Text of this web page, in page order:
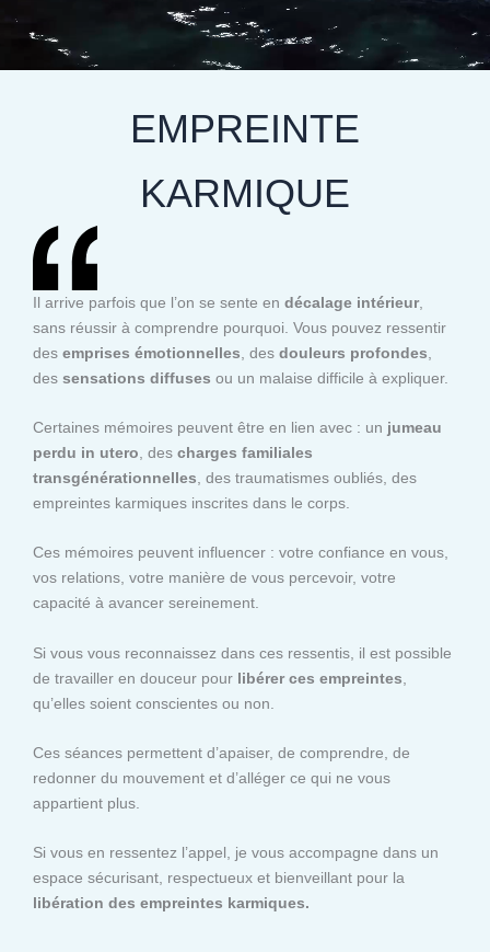
EMPREINTE
KARMIQUE
Il arrive parfois que l’on se sente en décalage intérieur,
sans réussir à comprendre pourquoi. Vous pouvez ressentir
des emprises émotionnelles , des douleurs profondes
des sensations diffuses ou un malaise difficile à expliquer.
Certaines mémoires peuvent être en lien avec : un jumeau
perdu in utero , des charges familiales
transgénérationnelles , des traumatismes oubliés, des
empreintes karmiques inscrites dans le corps.
Ces mémoires peuvent influencer : votre confiance en vous,
vos relations, votre manière de vous percevoir, votre
capacité à avancer sereinement.
Si vous vous reconnaissez dans ces ressentis, il est possible
de travailler en douceur pour libérer ces empreintes
qu’elles soient conscientes ou non.
Ces séances permettent d’apaiser, de comprendre, de
redonner du mouvement et d’alléger ce qui ne vous
appartient plus.
Si vous en ressentez l’appel, je vous accompagne dans un
espace sécurisant, respectueux et bienveillant pour la
libération des empreintes karmiques.